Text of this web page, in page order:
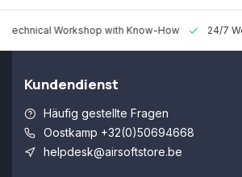
Technical Workshop with Know-How 24/7
Kundendienst
Häufig gestellte Fragen
Oostkamp +32(0)50694668
helpdesk@airsoftstore.be